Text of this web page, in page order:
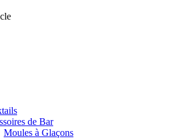
de Bar
Moules à Glaçons